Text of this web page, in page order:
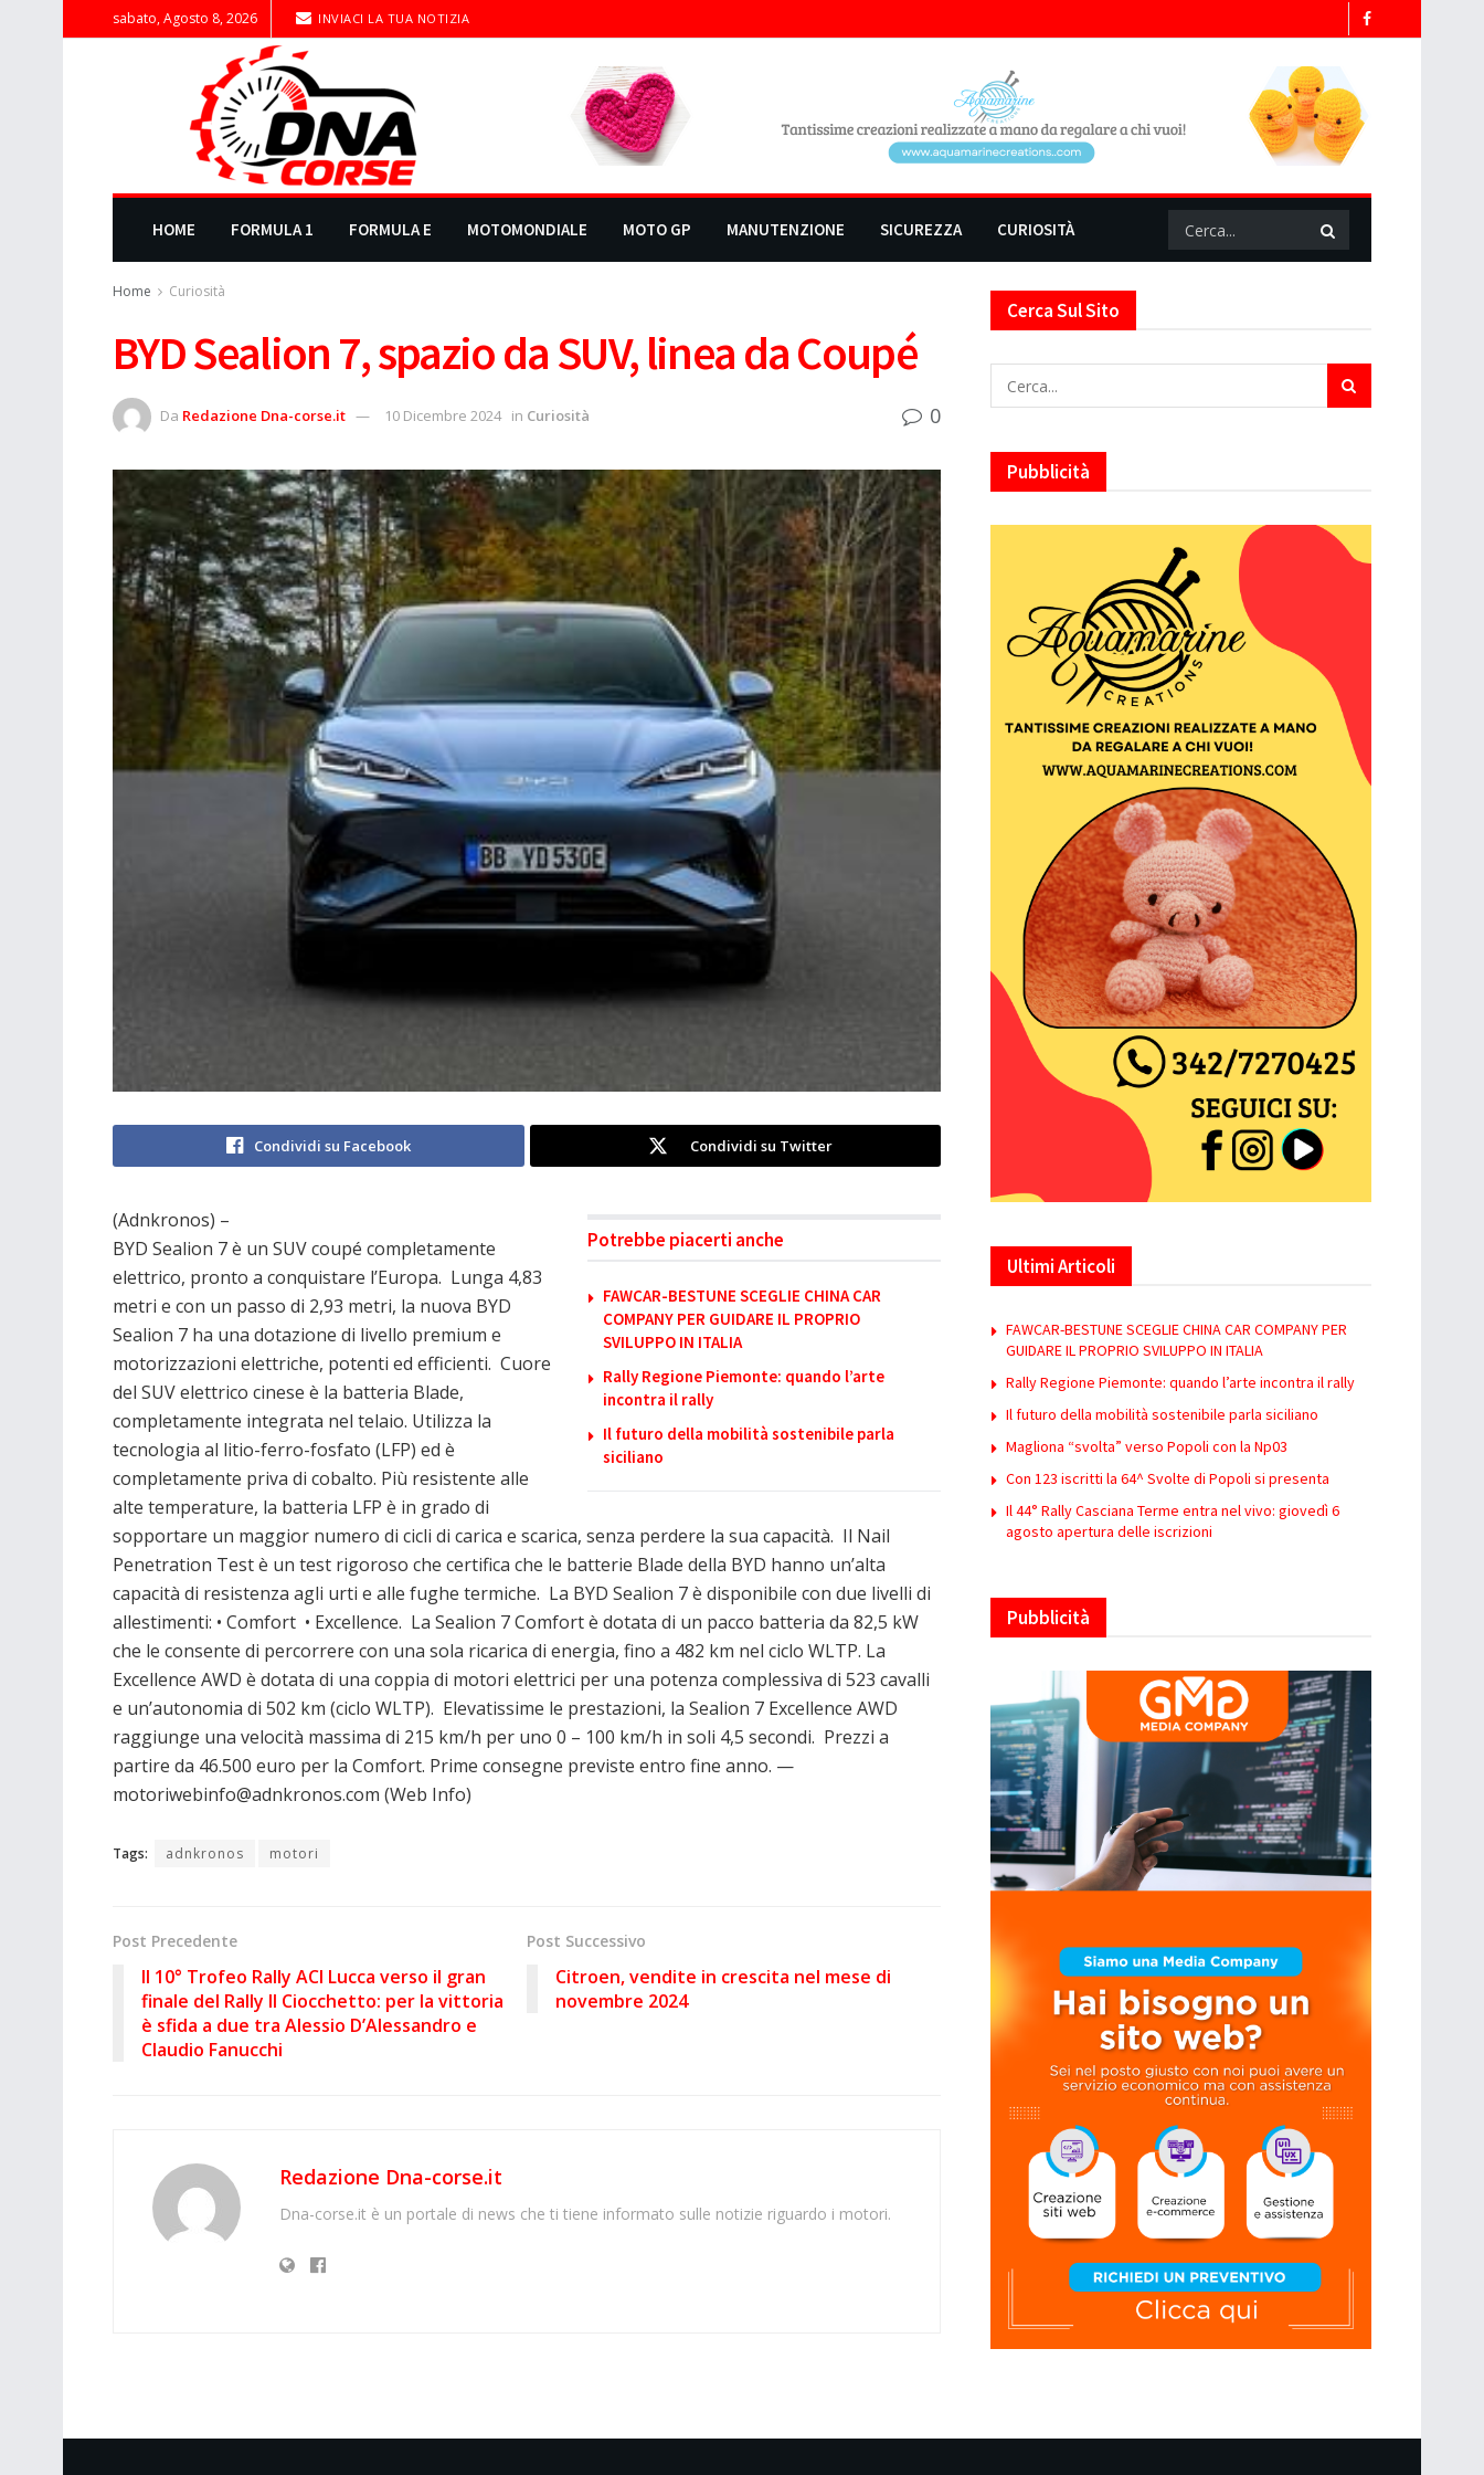
sabato, Agosto 8, 2026 INVIACI LA TUA NOTIZIA
HOME FORMULA 1 FORMULA E MOTOMONDIALE MOTO GP MANUTENZIONE SICUREZZA CURIOSITÀ
Home Curiosità
BYD Sealion 7, spazio da SUV, linea da Coupé
Da Redazione Dna-corse.it 10 Dicembre 2024 in Curiosità 0
Condividi su Facebook Condividi su Twitter
Potrebbe piacerti anche
FAWCAR-BESTUNE SCEGLIE CHINA CAR
COMPANY PER GUIDARE IL PROPRIO
SVILUPPO IN ITALIA
Rally Regione Piemonte: quando l’arte
incontra il rally
Il futuro della mobilità sostenibile parla
siciliano
(Adnkronos) –
BYD Sealion 7 è un SUV coupé completamente
elettrico, pronto a conquistare l’Europa. Lunga 4,83
metri e con un passo di 2,93 metri, la nuova BYD
Sealion 7 ha una dotazione di livello premium e
motorizzazioni elettriche, potenti ed efficienti. Cuore
del SUV elettrico cinese è la batteria Blade,
completamente integrata nel telaio. Utilizza la
tecnologia al litio-ferro-fosfato (LFP) ed è
completamente priva di cobalto. Più resistente alle
alte temperature, la batteria LFP è in grado di
sopportare un maggior numero di cicli di carica e scarica, senza perdere la sua capacità. Il Nail
Penetration Test è un test rigoroso che certifica che le batterie Blade della BYD hanno un’alta
capacità di resistenza agli urti e alle fughe termiche. La BYD Sealion 7 è disponibile con due livelli di
allestimenti: • Comfort • Excellence. La Sealion 7 Comfort è dotata di un pacco batteria da 82,5 kW
che le consente di percorrere con una sola ricarica di energia, fino a 482 km nel ciclo WLTP. La
Excellence AWD è dotata di una coppia di motori elettrici per una potenza complessiva di 523 cavalli
e un’autonomia di 502 km (ciclo WLTP). Elevatissime le prestazioni, la Sealion 7 Excellence AWD
raggiunge una velocità massima di 215 km/h per uno 0 – 100 km/h in soli 4,5 secondi. Prezzi a
partire da 46.500 euro per la Comfort. Prime consegne previste entro fine anno. —
motoriwebinfo@adnkronos.com (Web Info)
Tags: adnkronos motori
Post Precedente
Il 10° Trofeo Rally ACI Lucca verso il gran
finale del Rally Il Ciocchetto: per la vittoria
è sfida a due tra Alessio D’Alessandro e
Claudio Fanucchi
Post Successivo
Citroen, vendite in crescita nel mese di
novembre 2024
Redazione Dna-corse.it
Dna-corse.it è un portale di news che ti tiene informato sulle notizie riguardo i motori.
Cerca Sul Sito
Pubblicità
Ultimi Articoli
FAWCAR-BESTUNE SCEGLIE CHINA CAR COMPANY PER
GUIDARE IL PROPRIO SVILUPPO IN ITALIA
Rally Regione Piemonte: quando l’arte incontra il rally
Il futuro della mobilità sostenibile parla siciliano
Magliona “svolta” verso Popoli con la Np03
Con 123 iscritti la 64^ Svolte di Popoli si presenta
Il 44° Rally Casciana Terme entra nel vivo: giovedì 6
agosto apertura delle iscrizioni
Pubblicità